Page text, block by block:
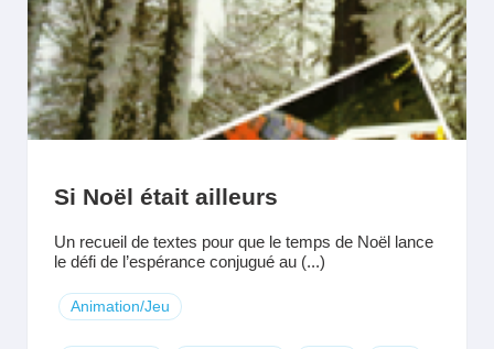
Si Noël était ailleurs
Un recueil de textes pour que le temps de Noël lance
le défi de l’espérance conjugué au (...)
Animation/Jeu